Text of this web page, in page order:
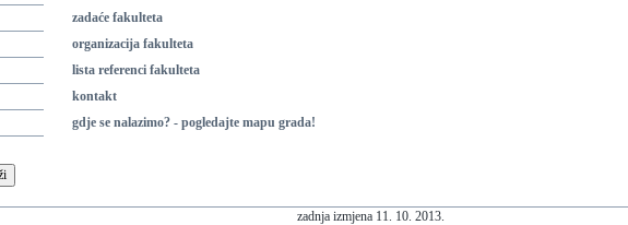
zadaće fakulteta
organizacija fakulteta
lista referenci fakulteta
kontakt
gdje se nalazimo? - pogledajte mapu grada!
zadnja izmjena 11. 10. 2013.